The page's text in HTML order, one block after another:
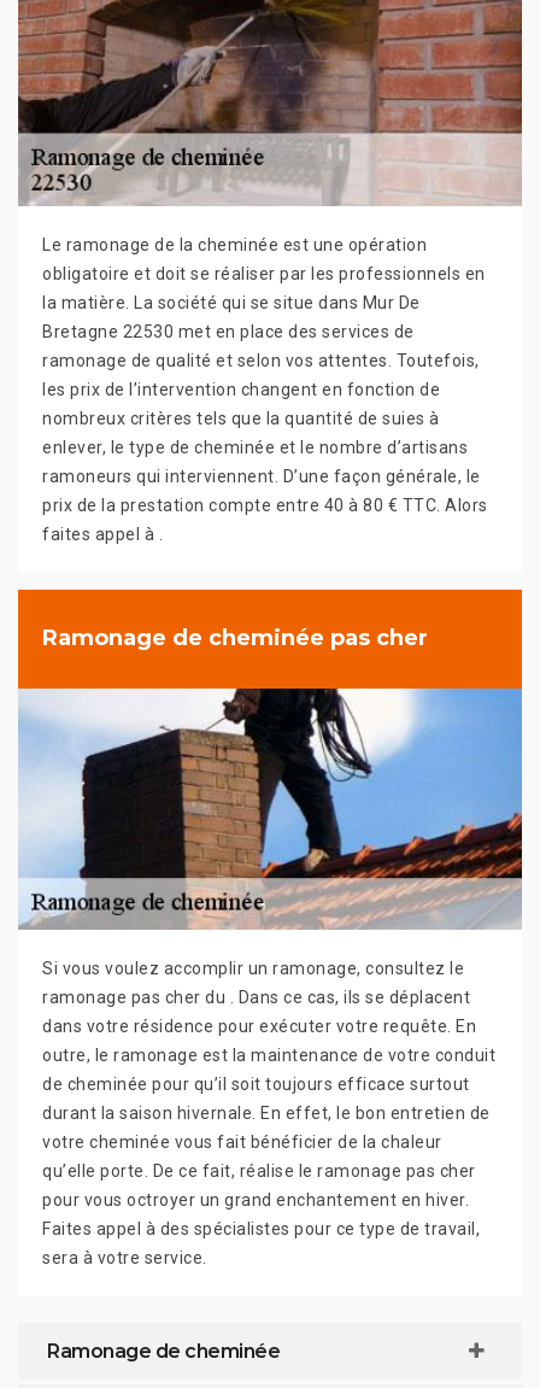
Le ramonage de la cheminée est une opération
obligatoire et doit se réaliser par les professionnels en
la matière. La société qui se situe dans Mur De
Bretagne 22530 met en place des services de
ramonage de qualité et selon vos attentes. Toutefois,
les prix de l’intervention changent en fonction de
nombreux critères tels que la quantité de suies à
enlever, le type de cheminée et le nombre d’artisans
ramoneurs qui interviennent. D’une façon générale, le
prix de la prestation compte entre 40 à 80 € TTC. Alors
faites appel à .
Ramonage de cheminée pas cher
Si vous voulez accomplir un ramonage, consultez le
ramonage pas cher du . Dans ce cas, ils se déplacent
dans votre résidence pour exécuter votre requête. En
outre, le ramonage est la maintenance de votre conduit
de cheminée pour qu’il soit toujours efficace surtout
durant la saison hivernale. En effet, le bon entretien de
votre cheminée vous fait bénéficier de la chaleur
qu’elle porte. De ce fait, réalise le ramonage pas cher
pour vous octroyer un grand enchantement en hiver.
Faites appel à des spécialistes pour ce type de travail,
sera à votre service.
Ramonage de cheminée